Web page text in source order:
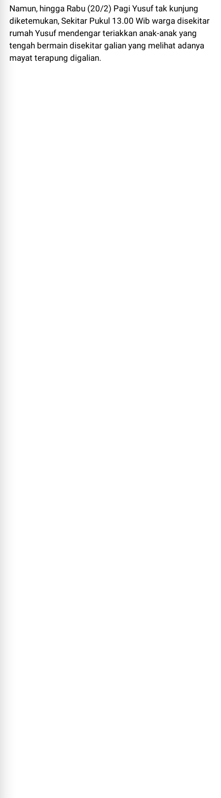
Namun, hingga Rabu (20/2) Pagi Yusuf tak kunjung
diketemukan, Sekitar Pukul 13.00 Wib warga disekitar
rumah Yusuf mendengar teriakkan anak-anak yang
tengah bermain disekitar galian yang melihat adanya
mayat terapung digalian.